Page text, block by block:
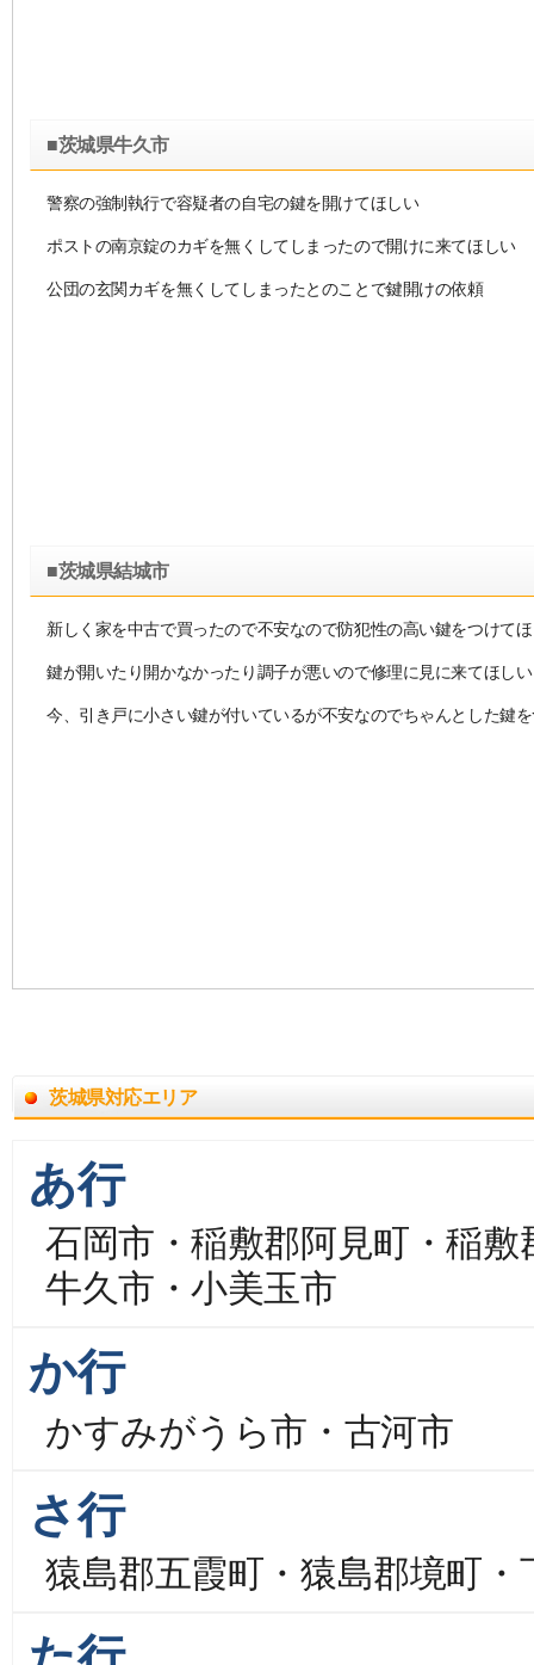
■茨城県牛久市
警察の強制執行で容疑者の自宅の鍵を開けてほしい
ポストの南京錠のカギを無くしてしまったので開けに来てほしい
公団の玄関カギを無くしてしまったとのことで鍵開けの依頼
■茨城県結城市
新しく家を中古で買ったので不安なので防犯性の高い鍵をつけて
鍵が開いたり開かなかったり調子が悪いので修理に見に来てほしい
今、引き戸に小さい鍵が付いているが不安なのでちゃんとした鍵
茨城県対応エリア
あ行
石岡市・稲敷郡阿見町・稲
牛久市・小美玉市
か行
かすみがうら市・古河市
さ行
猿島郡五霞町・猿島郡境町・